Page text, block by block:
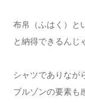
布帛（ふはく）と
と納得できるんじ
シャツでありなが
ブルゾンの要素も